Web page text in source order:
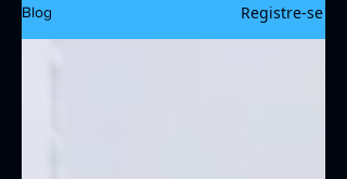
Blog Registre-se